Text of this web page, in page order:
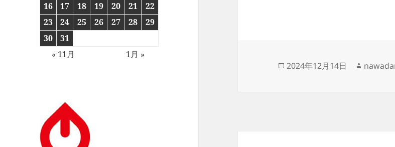
16
17 18 19 20 21
22
23
24 25 26 27 28
29
30
31
« 11月
1月 »
投
2024年12月14日
作